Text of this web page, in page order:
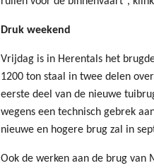
Druk weekend
Vrijdag is in Herentals het
1200 ton staal in twee delen
eerste deel van de nieuwe
wegens een technisch gebrek
nieuwe en hogere brug zal in
Ook de werken aan de brug van